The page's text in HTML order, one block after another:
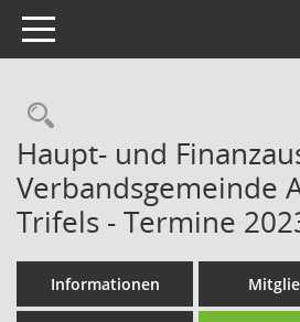
Toggle navigation
Rechercheauswahl
Haupt- und
Verbandsgemeinde
Trifels - Termine
Informationen